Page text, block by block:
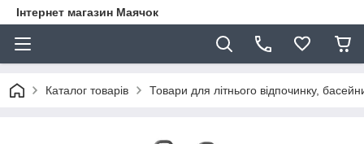
Інтернет магазин Маячок
Каталог товарів Товари для літнього відпочинку,